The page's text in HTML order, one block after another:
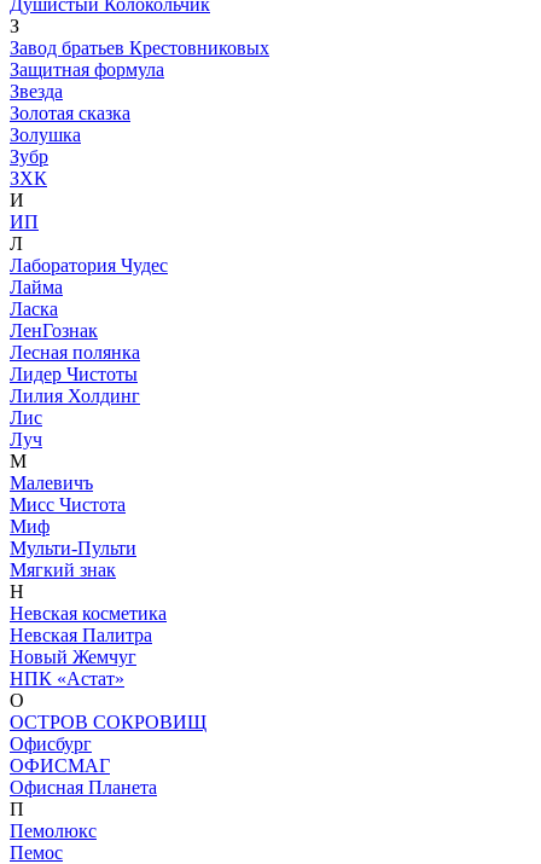
Душистый Колокольчик
З
Завод братьев Крестовниковых
Защитная формула
Звезда
Золотая сказка
Золушка
Зубр
ЗХК
И
ИП
Л
Лаборатория Чудес
Лайма
Ласка
ЛенГознак
Лесная полянка
Лидер Чистоты
Лилия Холдинг
Лис
Луч
М
Малевичъ
Мисс Чистота
Миф
Мульти-Пульти
Мягкий знак
Н
Невская косметика
Невская Палитра
Новый Жемчуг
НПК «Астат»
О
ОСТРОВ СОКРОВИЩ
Офисбург
ОФИСМАГ
Офисная Планета
П
Пемолюкс
Пемос